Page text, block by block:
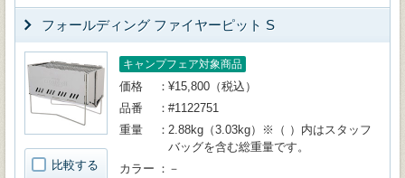
フォールディング ファイヤーピット S
比較する
キャンプフェア対象商品
価格
¥15,800（税込）
品番
#1122751
重量
2.88kg（3.03kg）※（ ）内はスタッフ
バッグを含む総重量です。
カラー
－